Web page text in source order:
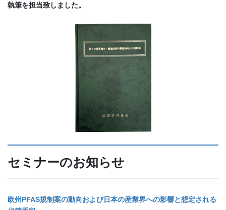
執筆を担当致しました。
セミナーのお知らせ
欧州PFAS規制案の動向および日本の産業界への影響と想定される